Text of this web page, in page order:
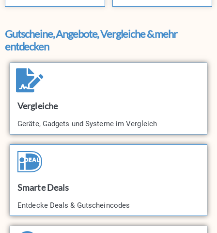
Gutscheine, Angebote, Vergleiche & mehr
entdecken
Vergleiche
Geräte, Gadgets und Systeme im Vergleich
Smarte Deals
Entdecke Deals & Gutscheincodes​